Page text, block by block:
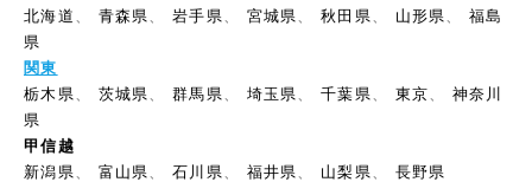
北海道
青森県 、岩手県 宮城県 、秋田県 山形県 、福島
県
関東
栃木県
茨城県 、群馬県 埼玉県 、千葉県 東京
神奈川
県
甲信越
新潟県
富山県 、石川県 福井県 山梨県
長野県